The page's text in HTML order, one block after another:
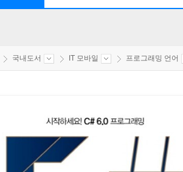
국내도서 IT 모바일 프로그래밍 언어